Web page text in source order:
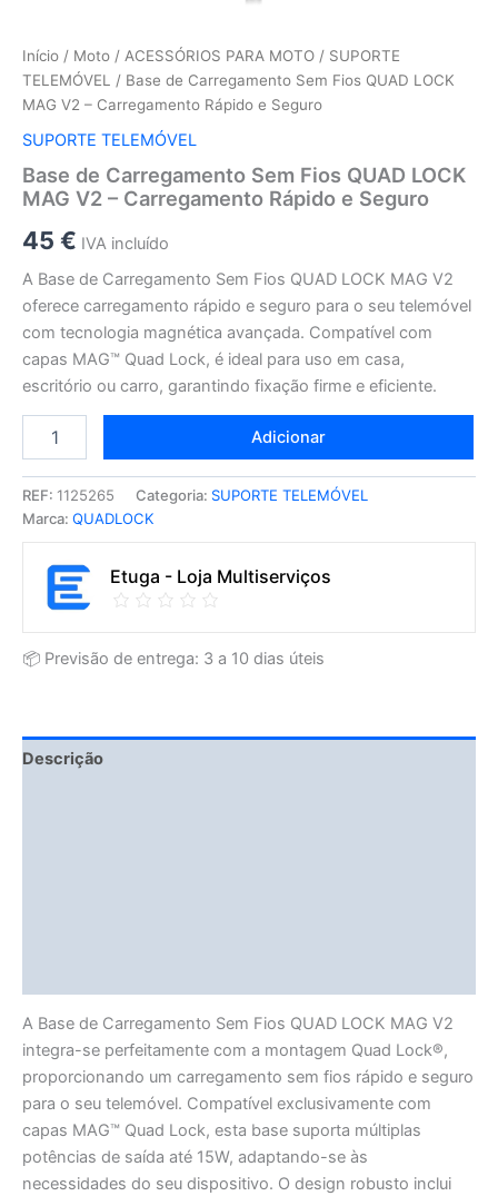
Início / Moto / ACESSÓRIOS PARA MOTO / SUPORTE
TELEMÓVEL
/ Base de Carregamento Sem Fios QUAD LOCK
MAG V2 – Carregamento Rápido e Seguro
SUPORTE TELEMÓVEL
Base de Carregamento Sem Fios QUAD LOCK
MAG V2 – Carregamento Rápido e Seguro
45 € IVA incluído
A Base de Carregamento Sem Fios QUAD LOCK MAG V2
oferece carregamento rápido e seguro para o seu telemóvel
com tecnologia magnética avançada. Compatível com
capas MAG™ Quad Lock, é ideal para uso em casa,
escritório ou carro, garantindo fixação firme e eficiente.
Adicionar
REF: 1125265 Categoria: SUPORTE TELEMÓVEL
Marca: QUADLOCK
Etuga - Loja Multiserviços
📦 Previsão de entrega: 3 a 10 dias úteis
Descrição
A Base de Carregamento Sem Fios QUAD LOCK MAG V2
integra-se perfeitamente com a montagem Quad Lock®,
proporcionando um carregamento sem fios rápido e seguro
para o seu telemóvel. Compatível exclusivamente com
capas MAG™ Quad Lock, esta base suporta múltiplas
potências de saída até 15W, adaptando-se às
necessidades do seu dispositivo. O design robusto inclui